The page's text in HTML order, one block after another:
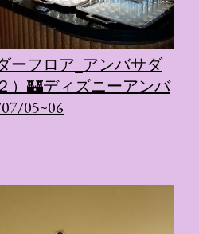
ます。 チェックインからスター
かなエントランスロビーでルー
テルに滞在するかのような没入
ます。ロビーではお花をまとっ
くれます。 幻想的な共有スペー
デンや、美しいボールルーム
砂を使ったピンク色の美しいビ
るエリア）など、写真映え間違
ぞれの“好き”や理想を詰め込ん
です。 ハローキティ...
ーフロア_アンバサダ
）🏰ディズニーアンバ
05~06